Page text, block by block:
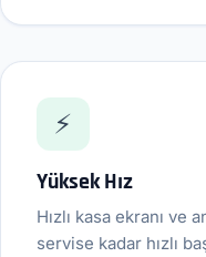
⚡
Yüksek Hız
Hızlı kasa ekranı ve
servise kadar hızlı